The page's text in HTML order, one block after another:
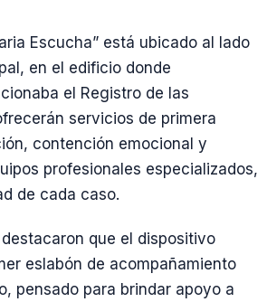
Escucha” está ubicado al lado
en el edificio donde
el Registro de las
servicios de primera
contención emocional y
profesionales especializados,
de cada caso.
que el dispositivo
eslabón de acompañamiento
pensado para brindar apoyo a